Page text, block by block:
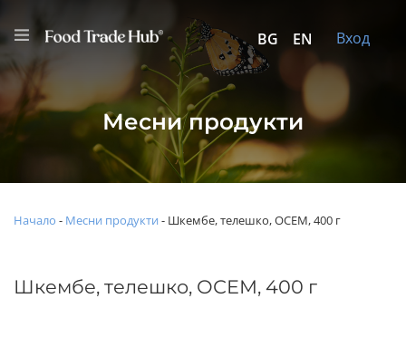
BG EN Вход
Месни продукти
Начало - Месни продукти - Шкембе, телешко, ОСЕМ, 400 г
Шкембе, телешко, ОСЕМ, 400 г